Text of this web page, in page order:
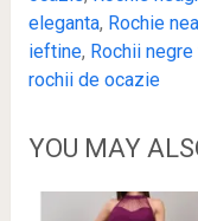
eleganta, Rochie
ieftine, Rochii
rochii de ocazie
YOU MAY